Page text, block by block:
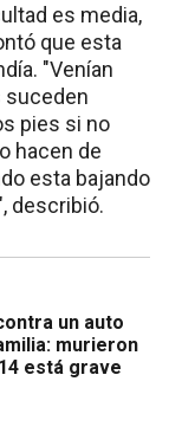
es media,
que esta
"Venían
suceden
pies si no
hacen de
esta bajando
describió.
un auto
murieron
está grave